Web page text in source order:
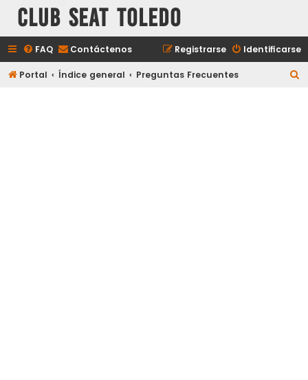
Club Seat Toledo
FAQ Contáctenos Identificarse
Registrarse
Portal Índice general Preguntas Frecuentes